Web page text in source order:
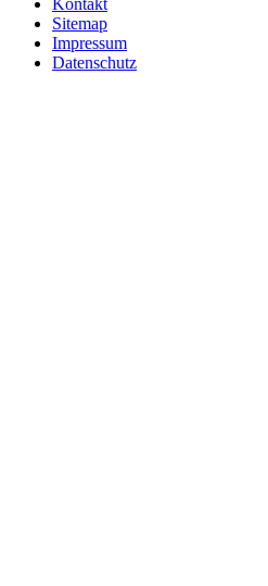
Sitemap
Impressum
Datenschutz